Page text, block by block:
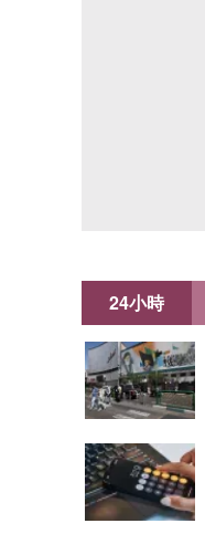
24小時